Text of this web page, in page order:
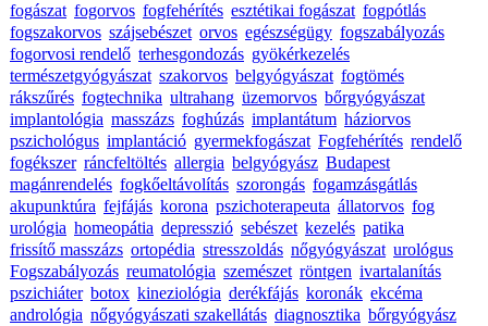
fogászat fogorvos fogfehérítés esztétikai fogászat fogpótlás
fogszakorvos szájsebészet orvos egészségügy fogszabályozás
fogorvosi rendelő terhesgondozás gyökérkezelés
természetgyógyászat szakorvos belgyógyászat fogtömés
rákszűrés fogtechnika ultrahang üzemorvos bőrgyógyászat
implantológia masszázs foghúzás implantátum háziorvos
pszichológus implantáció gyermekfogászat Fogfehérítés rendelő
fogékszer ráncfeltöltés allergia belgyógyász Budapest
magánrendelés fogkőeltávolítás szorongás fogamzásgátlás
akupunktúra fejfájás korona pszichoterapeuta állatorvos fog
urológia homeopátia depresszió sebészet kezelés patika
frissítő masszázs ortopédia stresszoldás nőgyógyászat urológus
Fogszabályozás reumatológia szemészet röntgen ivartalanítás
pszichiáter botox kineziológia derékfájás koronák ekcéma
andrológia nőgyógyászati szakellátás diagnosztika bőrgyógyász